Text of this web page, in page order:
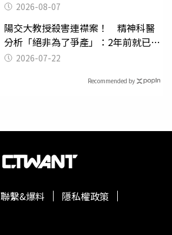
2026-08-07
陽交大教授殺害連襟案！ 精神科醫
分析「絕非為了爭產」：2年前就已言
行詭異
2026-07-22
Recommended by
聯繫&爆料
隱私權政策